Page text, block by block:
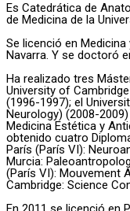
Es Catedrática de
de Medicina de la
Se licenció en Medicina
Navarra. Y se doctoró
Ha realizado tres
University of
(1996-1997); el
Neurology) (2008-
Medicina Estética y
obtenido cuatro
París (París VI):
Murcia:
(París VI): Mouvement
Cambridge: Science